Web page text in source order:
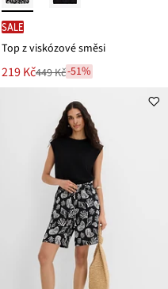
SALE
Top z viskózové směsi
Nová
cena
219 Kč
Zlevněno449 Kč-51%